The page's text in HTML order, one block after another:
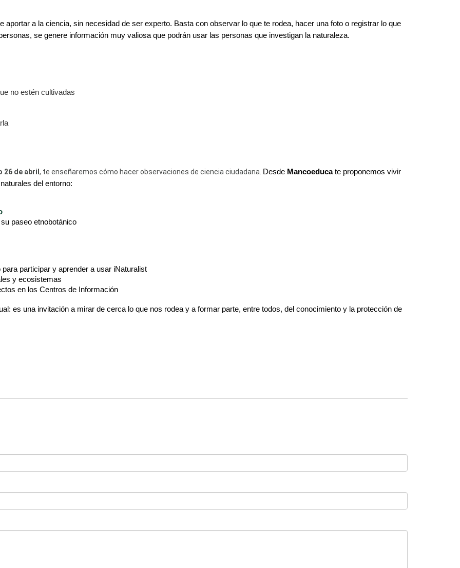
aportar a la ciencia, sin necesidad de ser experto. Basta con observar lo que te rodea, hacer una foto o registrar lo que
se genere información muy valiosa que podrán usar las personas que investigan la naturaleza.
no estén cultivadas
26 de abril , te enseñaremos cómo hacer observaciones de ciencia ciudadana. Desde Mancoeduca te proponemos vivir
del entorno:
paseo etnobotánico
participar y aprender a usar iNaturalist
y ecosistemas
en los Centros de Información
es una invitación a mirar de cerca lo que nos rodea y a formar parte, entre todos, del conocimiento y la protección de